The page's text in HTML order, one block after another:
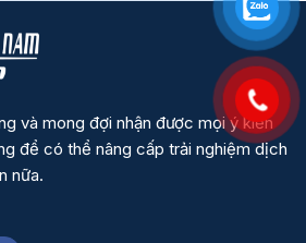
và mong đợi nhận được mọi ý kiến
để có thể nâng cấp trải nghiệm dịch
nữa.